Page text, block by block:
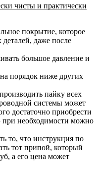
чисты и практически
покрытие, которое
даже после
большое давление и
порядок ниже других
пайку всех
системы может
достаточно приобрести
необходимости можно
то, что инструкция по
тот припой, который
а его цена может